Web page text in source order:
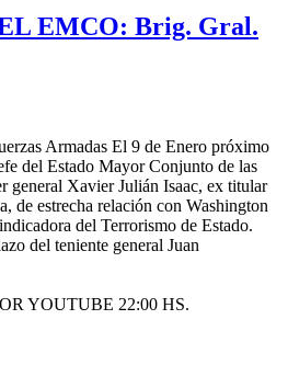
EMCO: Brig. Gral.
Armadas El 9 de Enero próximo
del Estado Mayor Conjunto de las
general Xavier Julián Isaac, ex titular
de estrecha relación con Washington
del Terrorismo de Estado.
del teniente general Juan
YOUTUBE 22:00 HS.